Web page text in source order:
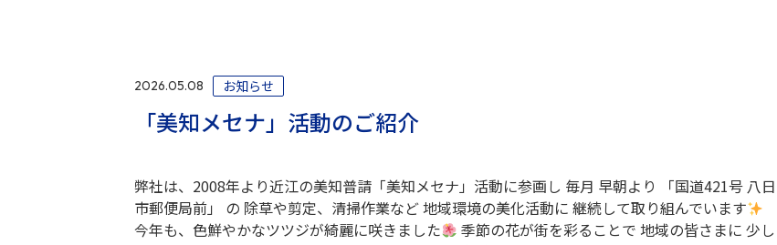
2026.05.08 お知らせ
「美知メセナ」活動のご紹介
弊社は、2008年より近江の美知普請「美知メセナ」活動に参画し 毎月 早朝より 「国道421号 八日
市郵便局前」 の 除草や剪定、清掃作業など 地域環境の美化活動に 継続して取り組んでいます
今年も、色鮮やかなツツジが綺麗に咲きました
季節の花が街を彩ることで 地域の皆さまに 少し